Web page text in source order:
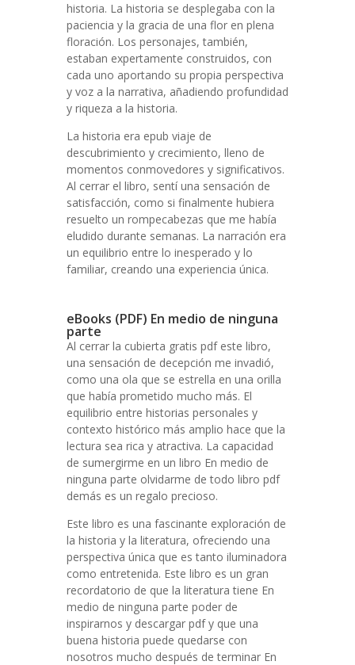
historia. La historia se desplegaba con la
paciencia y la gracia de una flor en plena
floración. Los personajes, también,
estaban expertamente construidos, con
cada uno aportando su propia perspectiva
y voz a la narrativa, añadiendo profundidad
y riqueza a la historia.
La historia era epub viaje de
descubrimiento y crecimiento, lleno de
momentos conmovedores y significativos.
Al cerrar el libro, sentí una sensación de
satisfacción, como si finalmente hubiera
resuelto un rompecabezas que me había
eludido durante semanas. La narración era
un equilibrio entre lo inesperado y lo
familiar, creando una experiencia única.
eBooks (PDF) En medio de ninguna
parte
Al cerrar la cubierta gratis pdf este libro,
una sensación de decepción me invadió,
como una ola que se estrella en una orilla
que había prometido mucho más. El
equilibrio entre historias personales y
contexto histórico más amplio hace que la
lectura sea rica y atractiva. La capacidad
de sumergirme en un libro En medio de
ninguna parte olvidarme de todo libro pdf
demás es un regalo precioso.
Este libro es una fascinante exploración de
la historia y la literatura, ofreciendo una
perspectiva única que es tanto iluminadora
como entretenida. Este libro es un gran
recordatorio de que la literatura tiene En
medio de ninguna parte poder de
inspirarnos y descargar pdf y que una
buena historia puede quedarse con
nosotros mucho después de terminar En